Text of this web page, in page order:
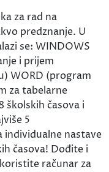
za rad na
predznanje. U
se: WINDOWS
i prijem
WORD (program
za tabelarne
školskih časova i
5
individualne nastave
časova! Dođite i
računar za